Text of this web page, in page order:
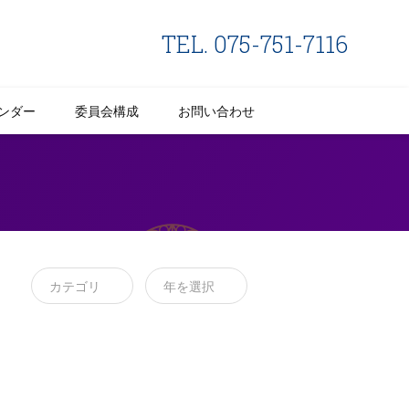
TEL. 075-751-7116
ダー 委員会構成 お問い合わせ